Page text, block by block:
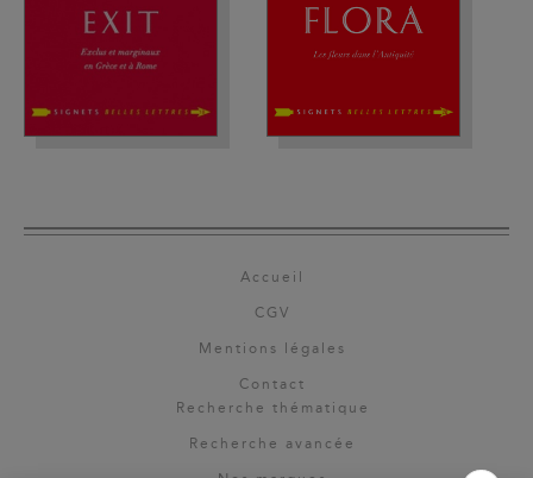
Accueil
CGV
Mentions légales
Contact
Recherche thématique
Recherche avancée